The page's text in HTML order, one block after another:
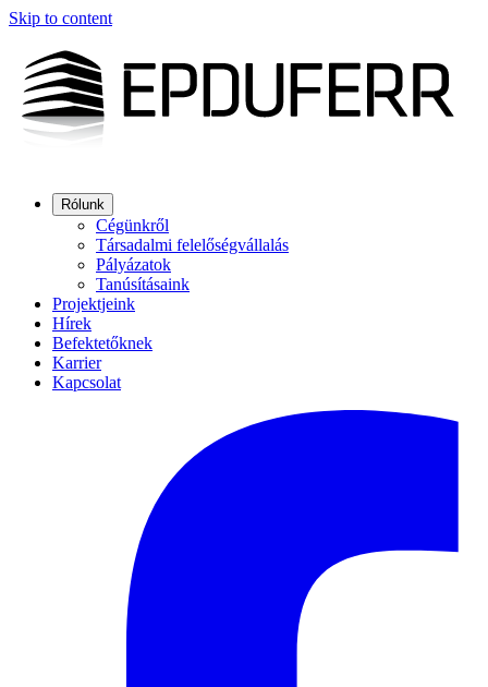
Skip to content
Rólunk
Cégünkről
Társadalmi felelőségvállalás
Pályázatok
Tanúsításaink
Projektjeink
Hírek
Befektetőknek
Karrier
Kapcsolat